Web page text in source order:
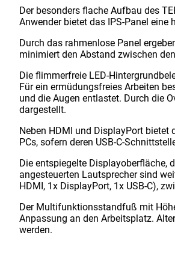
Der besonders flache Aufbau des
Anwender bietet das IPS-Panel
Durch das rahmenlose Panel
minimiert den Abstand zwischen
Die flimmerfreie LED-
Für ein ermüdungsfreies Arbeiten
und die Augen entlastet. Durch die
dargestellt.
Neben HDMI und DisplayPort bietet
PCs, sofern deren USB-C-
Die entspiegelte Displayoberfläche,
angesteuerten Lautsprecher sind
HDMI, 1x DisplayPort, 1x USB-C),
Der Multifunktionsstandfuß mit
Anpassung an den Arbeitsplatz.
werden.